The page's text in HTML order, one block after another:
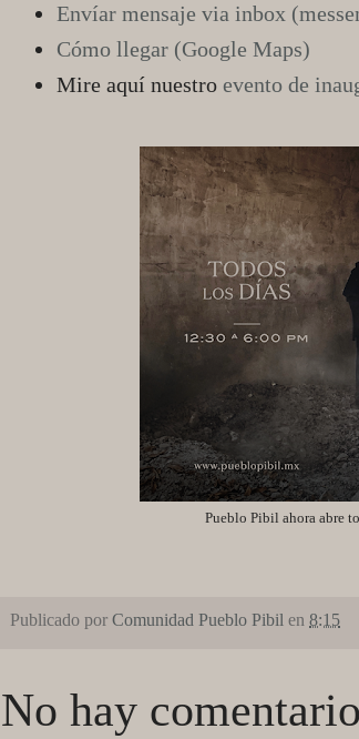
Envíar mensaje via inbox
Cómo llegar (Google Maps)
Mire aquí nuestro evento de
Pueblo Pibil ahora abre
Publicado por Comunidad Pueblo Pibil en 8:15
No hay